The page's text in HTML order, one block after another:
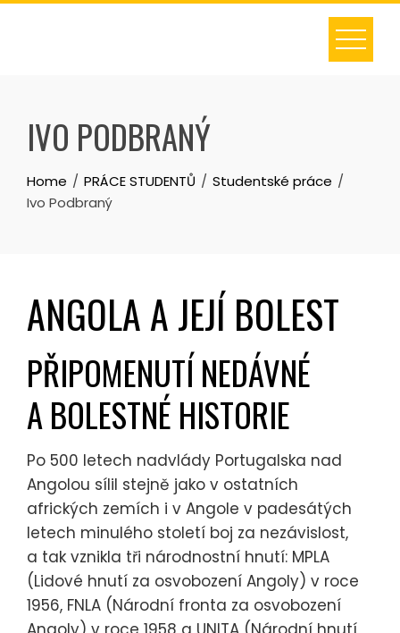
Skip
IVO PODBRANÝ
Home PRÁCE STUDENTŮ
Studentské práce
Ivo Podbraný
ANGOLA A JEJÍ BOLEST
PŘIPOMENUTÍ NEDÁVNÉ
A BOLESTNÉ HISTORIE
Po 500 letech nadvlády Portugalska nad
Angolou sílil stejně jako v ostatních
afrických zemích i v Angole v padesátých
letech minulého století boj za nezávislost,
a tak vznikla tři národnostní hnutí: MPLA
(Lidové hnutí za osvobození Angoly) v roce
1956, FNLA (Národní fronta za osvobození